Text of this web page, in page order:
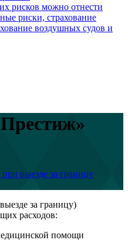
рисков можно отнести
риски, страхование
воздушных судов и
выезде за границу
за границу)
расходов:
помощи